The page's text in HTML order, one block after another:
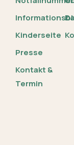
Kinderseite
Presse
Kontakt &
Termin